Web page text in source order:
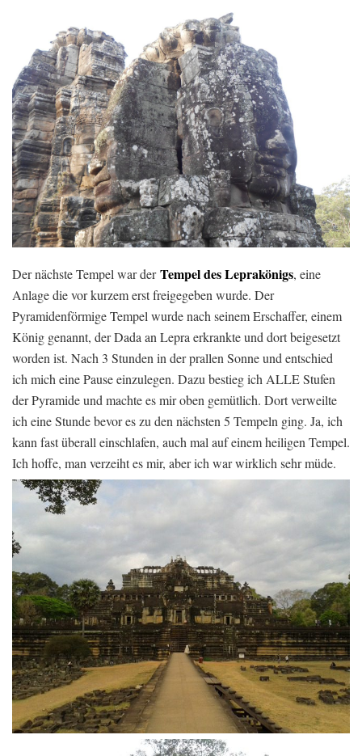
Der nächste Tempel war derTempel des Leprakönigs, eine
Anlage die vor kurzem erst freigegeben wurde. Der
Pyramidenförmige Tempel wurde nach seinem Erschaffer, einem
König genannt, der Dada an Lepra erkrankte und dort beigesetzt
worden ist. Nach 3 Stunden in der prallen Sonne und entschied
ich mich eine Pause einzulegen. Dazu bestieg ich ALLE Stufen
der Pyramide und machte es mir oben gemütlich. Dort verweilte
ich eine Stunde bevor es zu den nächsten 5 Tempeln ging. Ja, ich
kann fast überall einschlafen, auch mal auf einem heiligen Tempel.
Ich hoffe, man verzeiht es mir, aber ich war wirklich sehr müde.